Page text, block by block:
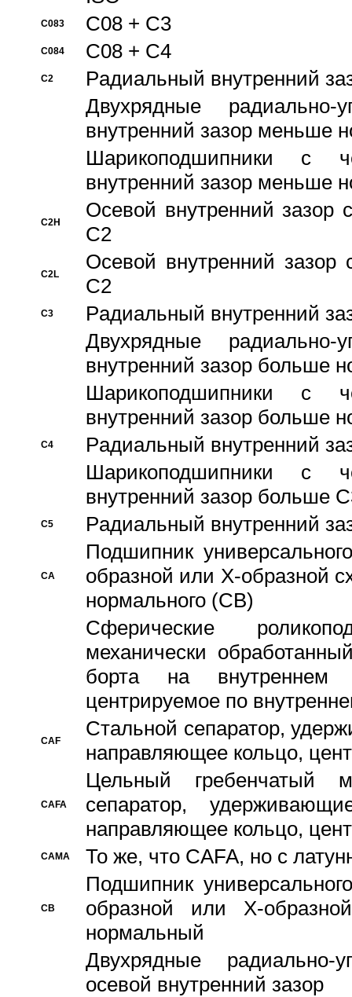
C083 C08 + C3
C084 C08 + C4
C2
Pадиальный внутренний
Двухрядные радиально-
внутренний зазор меньше
Шарикоподшипники с
внутренний зазор меньше
C2H
Осевой внутренний зазор
C2
C2L
Осевой внутренний зазор
C2
C3
Pадиальный внутренний
Двухрядные радиально-
внутренний зазор больше
Шарикоподшипники с
внутренний зазор больше
C4
Pадиальный внутренний
Шарикоподшипники с
внутренний зазор больше
C5 Pадиальный внутренний
CA
Подшипник
образной или Х-образной
нормального (CB)
Сферические
механически
борта на внутреннем
центрируемое по
CAF
Стальной сепаратор,
направляющее кольцо,
CAFA
Цельный гребенчатый
сепаратор,
направляющее кольцо,
CAMA То же, что CAFA, но с
CB
Подшипник
образной или Х-
нормальный
Двухрядные радиально-
осевой внутренний зазор